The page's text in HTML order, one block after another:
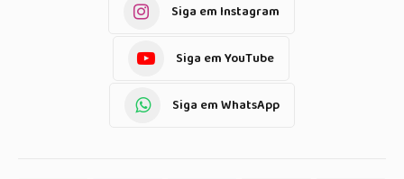
Siga em Instagram
Siga em YouTube
Siga em WhatsApp